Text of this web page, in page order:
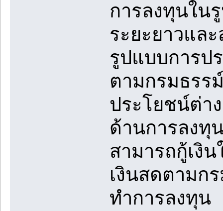
การลงทุนใน
ระยะยาวแล
รูปแบบการป
ตามกรมธรร
ประโยชน์ต่า
ด้านการลงทุ
สามารถกู้เงิ
เงินสดตามก
ทำการลงทุน